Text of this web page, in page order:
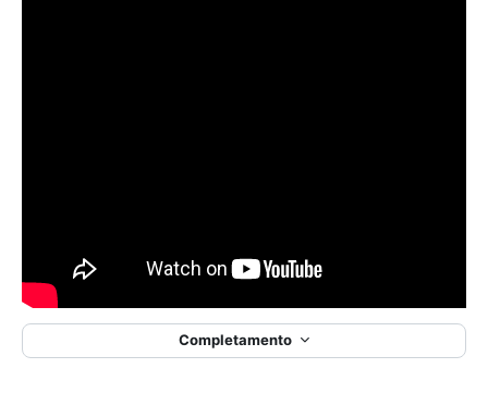
Completamento